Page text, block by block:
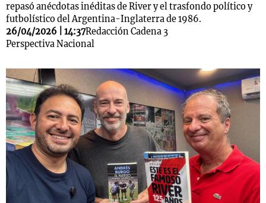
repasó anécdotas inéditas de River y el trasfondo político y
futbolístico del Argentina-Inglaterra de 1986.
26/04/2026 | 14:37Redacción Cadena 3
Perspectiva Nacional